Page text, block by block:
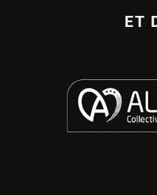
ET